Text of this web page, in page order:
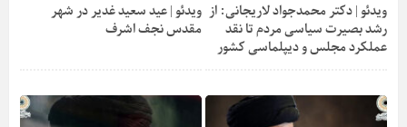
ویدئو | دکتر محمدجواد لاریجانی: از
رشد بصیرت سیاسی مردم تا نقد
عملکرد مجلس و دیپلماسی کشور
ویدئو | عید سعید غدیر در شهر
مقدس نجف اشرف